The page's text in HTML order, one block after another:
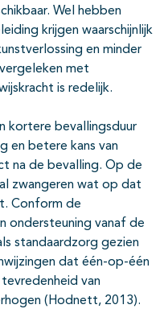
Wel hebben
krijgen waarschijnlijk
en minder
met
is redelijk.
kortere bevallingsduur
en betere kans van
na de bevalling. Op de
zwangeren wat op dat
Conform de
ondersteuning vanaf de
standaardzorg gezien
dat één-op-één
van
(Hodnett, 2013).